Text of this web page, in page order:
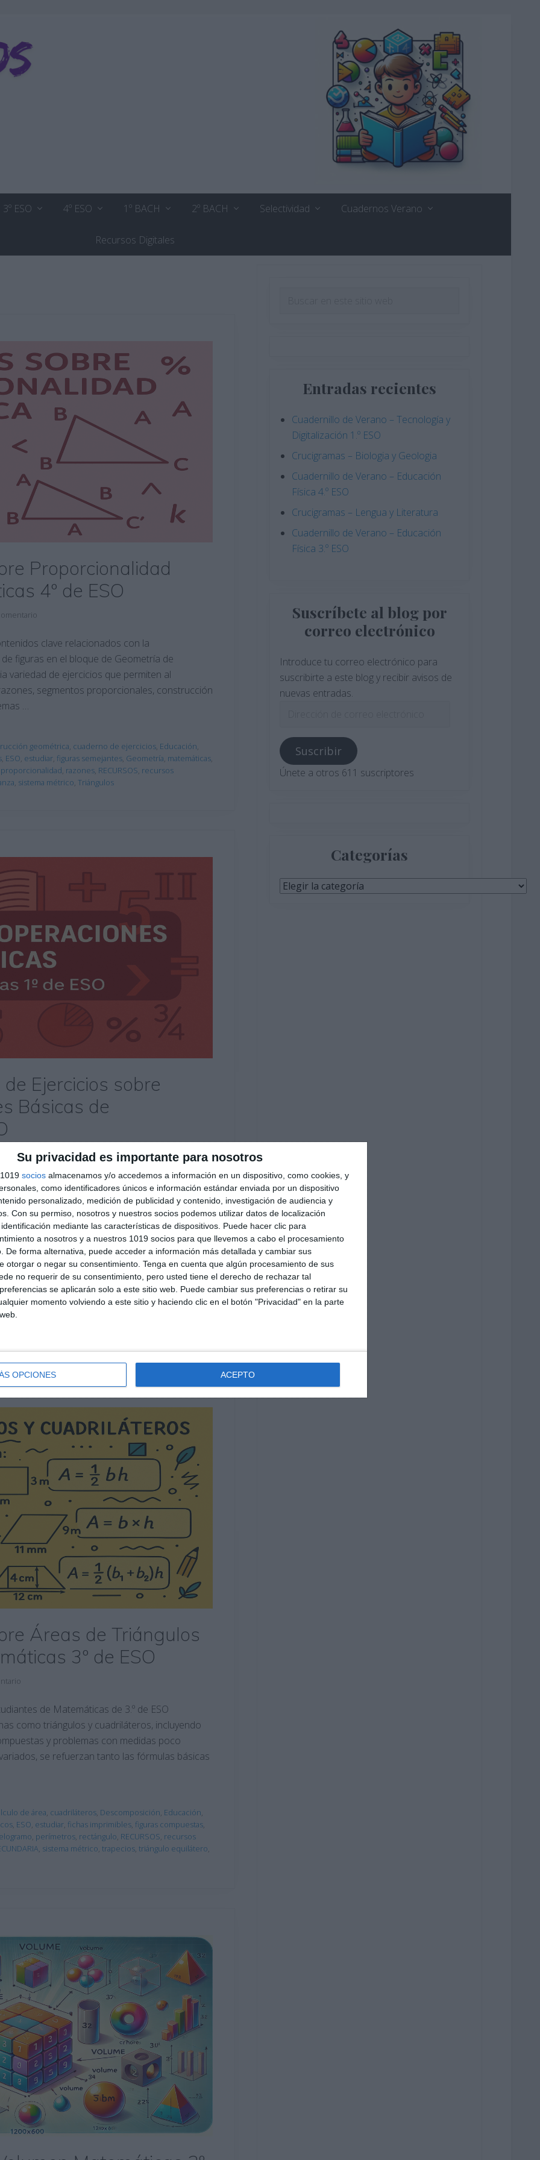
Su privacidad es importante para nosotros
socios almacenamos y/o accedemos a información en un dispositivo, como cookies, y
como identificadores únicos e información estándar enviada por un dispositivo
personalizado, medición de publicidad y contenido, investigación de audiencia y
Con su permiso, nosotros y nuestros socios podemos utilizar datos de localización
mediante las características de dispositivos. Puede hacer clic para
a nosotros y a nuestros 1019 socios para que llevemos a cabo el procesamiento
De forma alternativa, puede acceder a información más detallada y cambiar sus
otorgar o negar su consentimiento. Tenga en cuenta que algún procesamiento de sus
no requerir de su consentimiento, pero usted tiene el derecho de rechazar tal
se aplicarán solo a este sitio web. Puede cambiar sus preferencias o retirar su
momento volviendo a este sitio y haciendo clic en el botón "Privacidad" en la parte
OPCIONES ACEPTO
3º ESO 4º ESO 1º BACH 2º BACH Selectividad Cuadernos Verano
Recursos Digitales
Proporcionalidad
4º de ESO
clave relacionados con la
figuras en el bloque de Geometría de
variedad de ejercicios que permiten al
segmentos proporcionales, construcción
…
geométrica, cuaderno de ejercicios, Educación,
, ESO, estudiar, figuras semejantes, Geometría, matemáticas,
proporcionalidad, razones, RECURSOS, recursos
, sistema métrico, Triángulos
Ejercicios sobre
Básicas de
fichas de ejercicios de Matemáticas de 1º de
básicas. Estas actividades son ideales para
romanos, naturales, enteros,
de trabajar operaciones, problemas y la
divisibilidad Educación educación secundaria ejercicios
imprimibles
matemáticas 1º ESO matemáticas fáciles
naturales,números romanos,obligatoria,operaciones
Áreas de Triángulos
3º de ESO
de Matemáticas de 3.º de ESO
como triángulos y cuadriláteros, incluyendo
y problemas con medidas poco
se refuerzan tanto las fórmulas básicas
de área, cuadriláteros, Descomposición, Educación,
, ESO, estudiar, fichas imprimibles, figuras compuestas,
, perímetros, rectángulo, RECURSOS, recursos
, sistema métrico, trapecios, triángulo equilátero,
Entradas recientes
Cuadernillo de Verano – Tecnología y
Digitalización 1.º ESO
Crucigramas – Biologia y Geologia
Cuadernillo de Verano – Educación
Física 4.º ESO
Crucigramas – Lengua y Literatura
Cuadernillo de Verano – Educación
Física 3.º ESO
Suscríbete al blog por
correo electrónico
Introduce tu correo electrónico para
suscribirte a este blog y recibir avisos de
nuevas entradas.
correo
electrónico
Suscribir
Únete a otros 611 suscriptores
Categorías
Categorías